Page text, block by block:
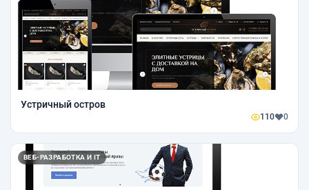
Устричный остров
110 0
ВЕБ-РАЗРАБОТКА И IT